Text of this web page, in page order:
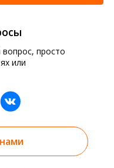
просто
или